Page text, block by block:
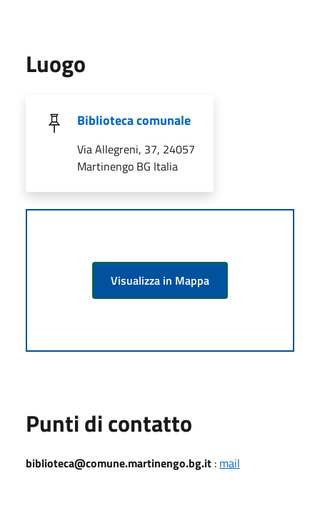
Luogo
Biblioteca comunale
Via Allegreni, 37, 24057
Martinengo BG Italia
Visualizza in Mappa
Punti di contatto
biblioteca@comune.martinengo.bg.it : mail